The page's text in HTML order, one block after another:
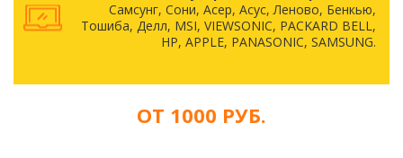
Самсунг, Сони, Асер, Асус, Леново, Бенкью,
Тошиба, Делл, MSI, VIEWSONIC, PACKARD BELL,
HP, APPLE, PANASONIC, SAMSUNG.
ОТ 1000 РУБ.